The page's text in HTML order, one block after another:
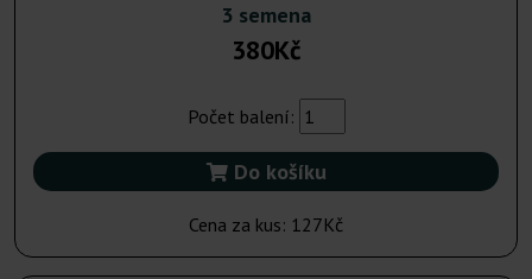
3 semena
380Kč
Počet balení:
Do košíku
Cena za kus: 127Kč